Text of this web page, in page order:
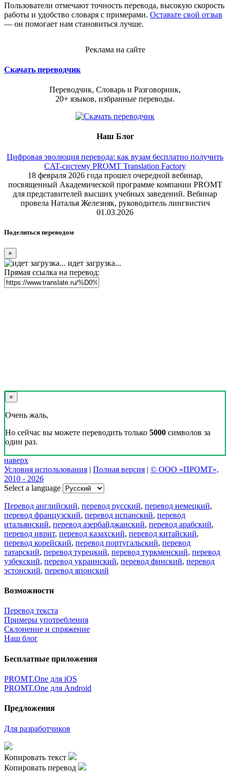
Пользователи отмечают точность перевода, высокую скорость
работы и удобство словаря с примерами. Оставьте свой отзыв
— он помогает нам становиться лучше.
Реклама на сайте
Скачать переводчик
Переводчик, Словарь и Разговорник,
20+ языков, избранные переводы.
Наш Блог
Цифровая эволюция перевода: как вузам бесплатно получить
CAT-систему PROMT Translation Factory
18 февраля 2026 года прошел очередной вебинар,
посвященный Академической программе компании PROMT
для представителей высших учебных заведений. Вебинар
провела Наталья Железняк, руководитель лингвистич
01.03.2026
Поделиться переводом
×
идет загрузка...
Прямая ссылка на перевод:
×
Очень жаль,
Но сейчас вы можете переводить только 5000 символов за
один раз.
наверх
Условия использования | Полная версия | © ООО «ПРОМТ»,
2010 - 2026
Select a language
Перевод английский, перевод русский, перевод немецкий,
перевод французский, перевод испанский, перевод
итальянский, перевод азербайджанский, перевод арабский,
перевод иврит, перевод казахский, перевод китайский,
перевод корейский, перевод португальский, перевод
татарский, перевод турецкий, перевод туркменский, перевод
узбекский, перевод украинский, перевод финский, перевод
эстонский, перевод японский
Возможности
Перевод текста
Примеры употребления
Склонение и спряжение
Наш блог
Бесплатные приложения
PROMT.One для iOS
PROMT.One для Android
Предложения
Для разработчиков
Копировать текст
Копировать перевод